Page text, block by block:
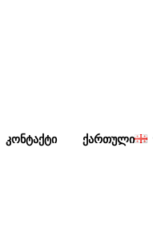
ᲙᲝᲜᲢᲐᲥᲢᲘ ᲥᲐᲠᲗᲣᲚᲘ